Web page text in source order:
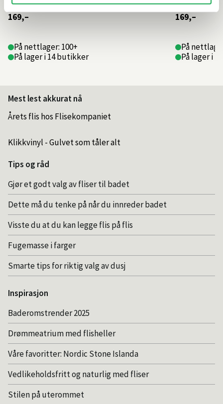
169,–
På nettlager: 100+
På lager i 14 butikker
169,–
På
På lager i
Mest lest akkurat nå
Årets flis hos Flisekompaniet
Klikkvinyl - Gulvet som tåler alt
Tips og råd
Gjør et godt valg av fliser til badet
Dette må du tenke på når du innreder badet
Visste du at du kan legge flis på flis
Fugemasse i farger
Smarte tips for riktig valg av dusj
Inspirasjon
Baderomstrender 2025
Drømmeatrium med flisheller
Våre favoritter: Nordic Stone Islanda
Vedlikeholdsfritt og naturlig med fliser
Stilen på uterommet